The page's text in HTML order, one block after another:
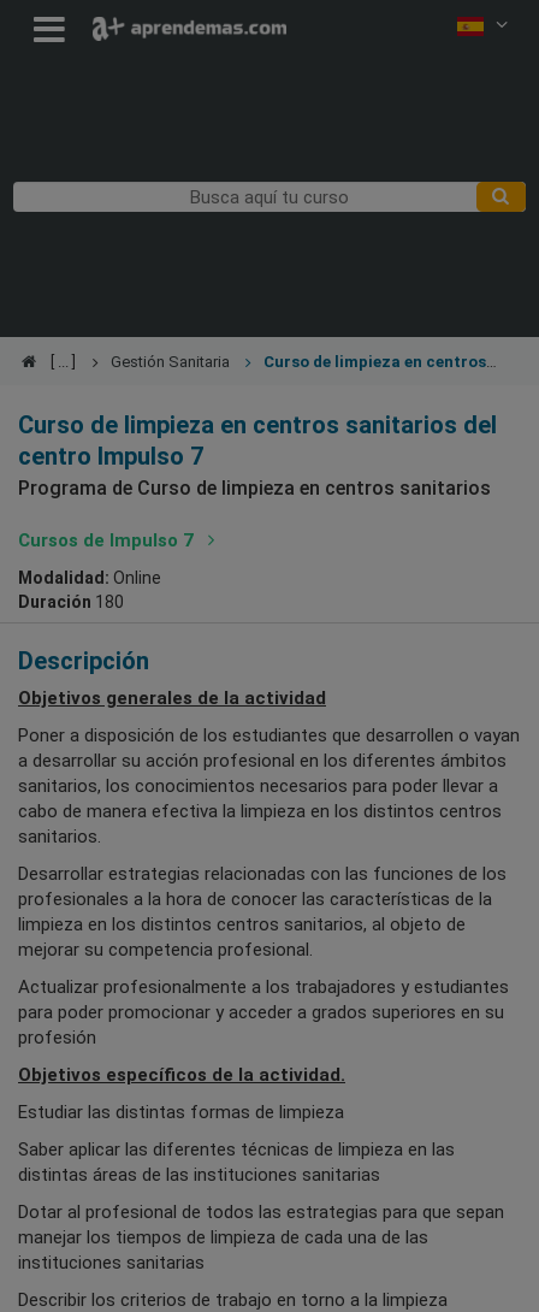
Gestión Sanitaria
Curso de limpieza en centros sanitarios del
centro Impulso 7
Programa de Curso de limpieza en centros sanitarios
Cursos de Impulso 7
Modalidad: Online
Duración 180
Descripción
Objetivos generales de la actividad
Poner a disposición de los estudiantes que desarrollen o vayan
a desarrollar su acción profesional en los diferentes ámbitos
sanitarios, los conocimientos necesarios para poder llevar a
cabo de manera efectiva la limpieza en los distintos centros
sanitarios.
Desarrollar estrategias relacionadas con las funciones de los
profesionales a la hora de conocer las características de la
limpieza en los distintos centros sanitarios, al objeto de
mejorar su competencia profesional.
Actualizar profesionalmente a los trabajadores y estudiantes
para poder promocionar y acceder a grados superiores en su
profesión
Objetivos específicos de la actividad.
Estudiar las distintas formas de limpieza
Saber aplicar las diferentes técnicas de limpieza en las
distintas áreas de las instituciones sanitarias
Dotar al profesional de todos las estrategias para que sepan
manejar los tiempos de limpieza de cada una de las
instituciones sanitarias
Describir los criterios de trabajo en torno a la limpieza